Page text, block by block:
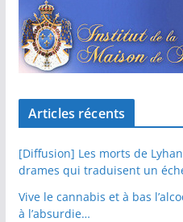
Articles récents
[Diffusion] Les morts de
drames qui traduisent un
Vive le cannabis et à bas
à l’absurdie…